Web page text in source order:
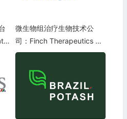
微生物组治疗生物技术公
司：Finch Therapeutics Gr
oup(FNCH)